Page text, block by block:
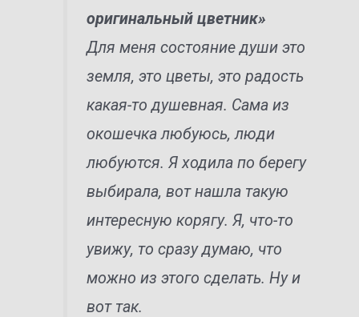
оригинальный цветник»
Для меня состояние души это
земля, это цветы, это радость
какая-то душевная. Сама из
окошечка любуюсь, люди
любуются. Я ходила по берегу
выбирала, вот нашла такую
интересную корягу. Я, что-то
увижу, то сразу думаю, что
можно из этого сделать. Ну и
вот так.